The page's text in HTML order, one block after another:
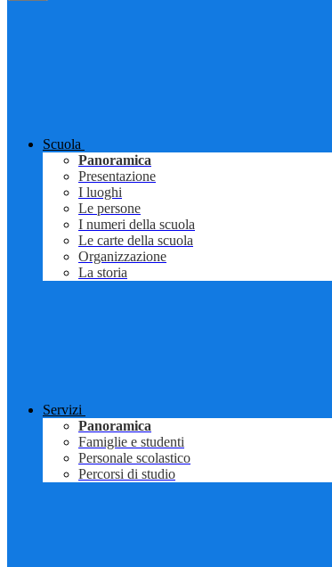
Scuola
Panoramica
Presentazione
I luoghi
Le persone
I numeri della scuola
Le carte della scuola
Organizzazione
La storia
Servizi
Panoramica
Famiglie e studenti
Personale scolastico
Percorsi di studio